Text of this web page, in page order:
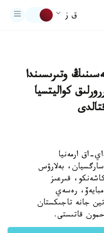
ق ز
وتىرىسىندا
كواليتسيا
اق ارمەنيا
بەلارۋس
قىرعىز
رەسەي
جانە تاجىكستان
قاتىستى.